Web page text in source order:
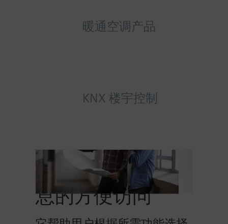
暖通空调产品
KNX 楼宇控制
HIT提供对产品信
息的方便访问